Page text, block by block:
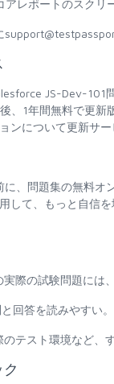
レポートのスクリ
JS-Dev-
、1年間無料で更
について更新サー
、問題集の無料
して、もっと自信
際の試験問題には
回答を読みやすい
テスト環境など、